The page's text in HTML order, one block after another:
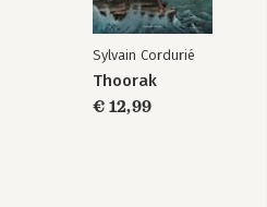
Sylvain Cordurié
Thoorak
€ 12,99